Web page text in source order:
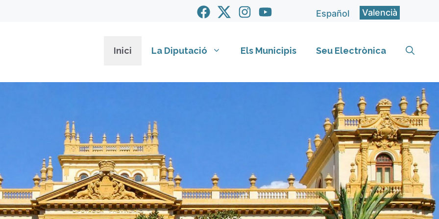
Español Valencià
Inici La Diputació Els Municipis Seu Electrònica